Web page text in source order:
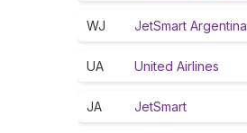
WJ JetSmart Argentina
UA United Airlines
JA JetSmart